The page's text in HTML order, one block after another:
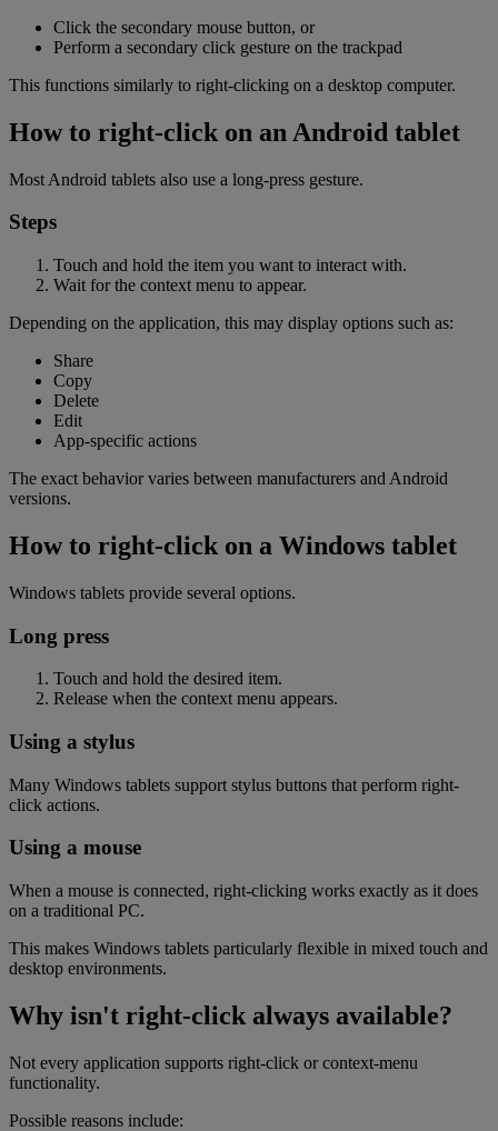
Click the secondary mouse button, or
Perform a secondary click gesture on the trackpad
This functions similarly to right-clicking on a desktop computer.
How to right-click on an Android tablet
Most Android tablets also use a long-press gesture.
Steps
Touch and hold the item you want to interact with.
Wait for the context menu to appear.
Depending on the application, this may display options such as:
Share
Copy
Delete
Edit
App-specific actions
The exact behavior varies between manufacturers and Android
versions.
How to right-click on a Windows tablet
Windows tablets provide several options.
Long press
Touch and hold the desired item.
Release when the context menu appears.
Using a stylus
Many Windows tablets support stylus buttons that perform right-
click actions.
Using a mouse
When a mouse is connected, right-clicking works exactly as it does
on a traditional PC.
This makes Windows tablets particularly flexible in mixed touch and
desktop environments.
Why isn't right-click always available?
Not every application supports right-click or context-menu
functionality.
Possible reasons include: